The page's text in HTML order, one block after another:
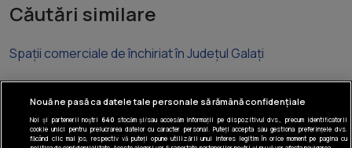
Căutări similare
Spații comerciale de închiriat în Județul Galați
Tel: +40 374 40 44 99
Nouă ne pasă ca datele tale personale să rămână confidențiale
Noi și partenerii noștri 640stocăm și/sau accesăm informații pe dispozitivul dvs., precum identificatorii
cookie unici pentru prelucrarea datelor cu caracter personal. Puteți accepta sau gestiona preferințele dvs.
făcând clic mai jos, respectiv vă puteți opune utilizării unui interes legitim în orice moment pe pagina cu